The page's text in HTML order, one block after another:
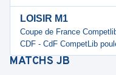
LOISIR M1
Coupe de France
CDF - CdF CompetLib
MATCHS JB